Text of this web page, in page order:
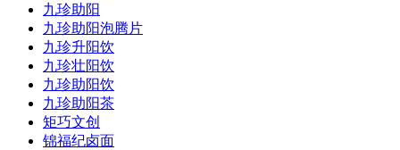
九珍助阳
九珍助阳泡腾片
九珍升阳饮
九珍壮阳饮
九珍助阳饮
九珍助阳茶
矩巧文创
锦福纪卤面